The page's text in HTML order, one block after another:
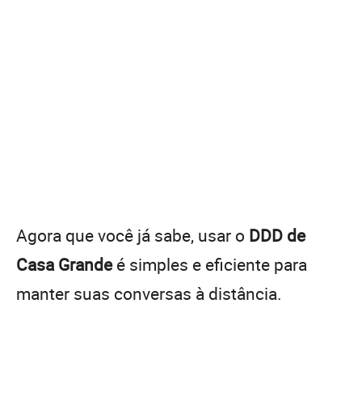
Agora que você já sabe, usar o DDD de
Casa Grandeé simples e eficiente para
manter suas conversas à distância.